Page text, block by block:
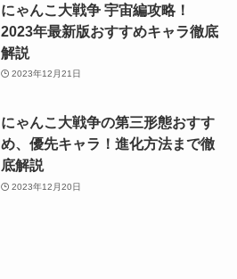
にゃんこ大戦争 宇宙編攻略！
2023年最新版おすすめキャラ徹底
解説
2023年12月21日
にゃんこ大戦争の第三形態おすす
め、優先キャラ！進化方法まで徹
底解説
2023年12月20日